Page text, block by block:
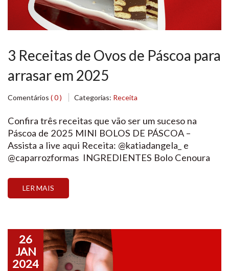
3 Receitas de Ovos de Páscoa para
arrasar em 2025
Comentários ( 0 ) Categorias: Receita
Confira três receitas que vão ser um suceso na
Páscoa de 2025 MINI BOLOS DE PÁSCOA –
Assista a live aqui Receita: @katiadangela_ e
@caparrozformas INGREDIENTES Bolo Cenoura
diasRendimento: 2 Coelhinhos com 145g de massa,
1 Barra com 250g de massa e 1 Coelho oval com
LER MAIS
26
JAN
2024